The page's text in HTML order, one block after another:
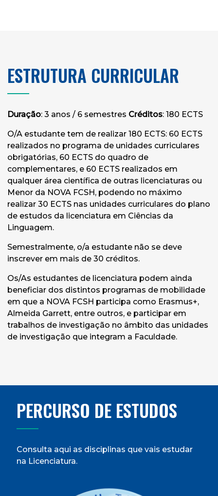
ESTRUTURA CURRICULAR
Duração: 3 anos / 6 semestres Créditos: 180 ECTS
O/A estudante tem de realizar 180 ECTS: 60 ECTS
realizados no programa de unidades curriculares
obrigatórias, 60 ECTS do quadro de
complementares, e 60 ECTS realizados em
qualquer área científica de outras licenciaturas ou
Menor da NOVA FCSH, podendo no máximo
realizar 30 ECTS nas unidades curriculares do plano
de estudos da licenciatura em Ciências da
Linguagem.
Semestralmente, o/a estudante não se deve
inscrever em mais de 30 créditos.
Os/As estudantes de licenciatura podem ainda
beneficiar dos distintos programas de mobilidade
em que a NOVA FCSH participa como Erasmus+,
Almeida Garrett, entre outros, e participar em
trabalhos de investigação no âmbito das unidades
de investigação que integram a Faculdade.
PERCURSO DE ESTUDOS
Consulta aqui as disciplinas que vais estudar
na Licenciatura.